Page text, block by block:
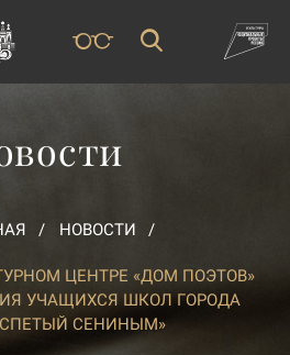
НОВОСТИ
ЦЕНТРЕ «ДОМ ПОЭТОВ»
УЧАЩИХСЯ ШКОЛ ГОРОДА
СЕНИНЫМ»